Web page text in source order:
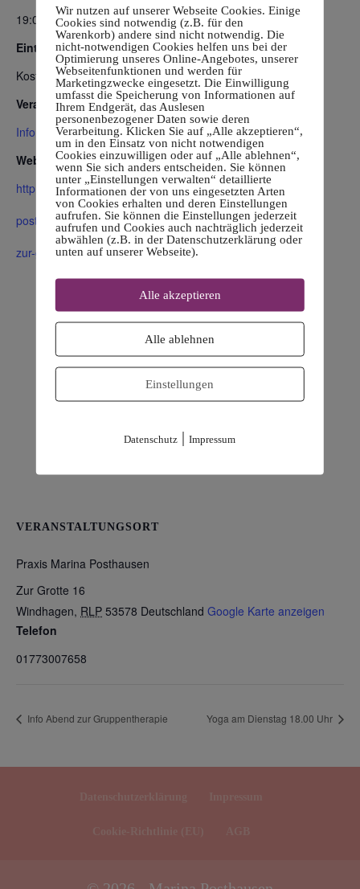
19:00 - 21:00
Eintritt:
Kostenlos
Veranstaltungskategorie:
Info Abend
Website:
http://marina-
posthausen.de/info-abend-
zur-gruppentherapie/
VERANSTALTUNGSORT
Praxis Marina Posthausen
Zur Grotte 16
Windhagen, RLP 53578 Deutschland Google Karte anzeigen
Telefon
01773007658
Info Abend zur Gruppentherapie Yoga am Dienstag 18.00 Uhr
Wir nutzen auf unserer Webseite Cookies. Einige
Cookies sind notwendig (z.B. für den
Warenkorb) andere sind nicht notwendig. Die
nicht-notwendigen Cookies helfen uns bei der
Optimierung unseres Online-Angebotes, unserer
Webseitenfunktionen und werden für
Marketingzwecke eingesetzt. Die Einwilligung
umfasst die Speicherung von Informationen auf
Ihrem Endgerät, das Auslesen
personenbezogener Daten sowie deren
Verarbeitung. Klicken Sie auf „Alle akzeptieren“,
um in den Einsatz von nicht notwendigen
Cookies einzuwilligen oder auf „Alle ablehnen“,
wenn Sie sich anders entscheiden. Sie können
unter „Einstellungen verwalten“ detaillierte
Informationen der von uns eingesetzten Arten
von Cookies erhalten und deren Einstellungen
aufrufen. Sie können die Einstellungen jederzeit
aufrufen und Cookies auch nachträglich jederzeit
abwählen (z.B. in der Datenschutzerklärung oder
unten auf unserer Webseite).
Alle akzeptieren
Alle ablehnen
Einstellungen
Datenschutz |Impressum